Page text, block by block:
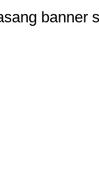
banner